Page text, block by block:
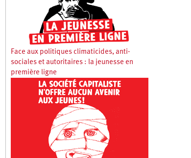
Face aux politiques climaticides, anti-
sociales et autoritaires : la jeunesse en
première ligne